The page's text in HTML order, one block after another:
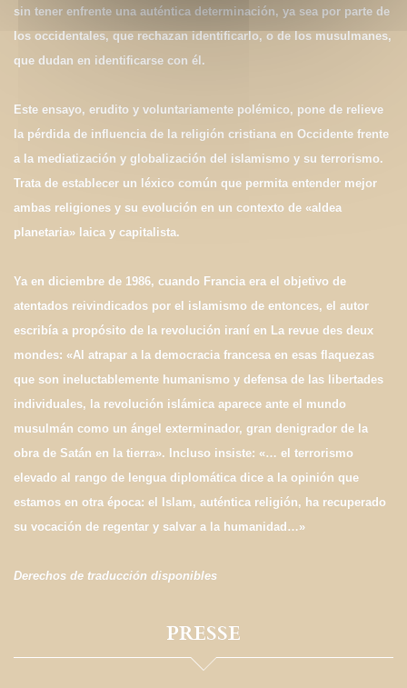
sin tener enfrente una auténtica determinación, ya sea por parte de
los occidentales, que rechazan identificarlo, o de los musulmanes,
que dudan en identificarse con él.
Este ensayo, erudito y voluntariamente polémico, pone de relieve
la pérdida de influencia de la religión cristiana en Occidente frente
a la mediatización y globalización del islamismo y su terrorismo.
Trata de establecer un léxico común que permita entender mejor
ambas religiones y su evolución en un contexto de «aldea
planetaria» laica y capitalista.
Ya en diciembre de 1986, cuando Francia era el objetivo de
atentados reivindicados por el islamismo de entonces, el autor
escribía a propósito de la revolución iraní en La revue des deux
mondes: «Al atrapar a la democracia francesa en esas flaquezas
que son ineluctablemente humanismo y defensa de las libertades
individuales, la revolución islámica aparece ante el mundo
musulmán como un ángel exterminador, gran denigrador de la
obra de Satán en la tierra». Incluso insiste: «… el terrorismo
elevado al rango de lengua diplomática dice a la opinión que
estamos en otra época: el Islam, auténtica religión, ha recuperado
su vocación de regentar y salvar a la humanidad…»
Derechos de traducción disponibles
PRESSE